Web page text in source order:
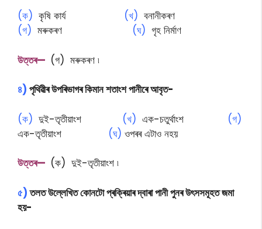
(ক) কৃষি কাৰ্য (খ) বনানীকৰণ
(গ) মৰুকৰণ (ঘ) গৃহ নিৰ্মাণ
উত্তৰ— (গ) মৰুকৰণ ৷
৪) পৃথিৱীৰ উপৰিভাগৰ কিমান শতাংশ পানীৰে আবৃত-
(ক) দুই-তৃতীয়াংশ (খ) এক-চতুৰ্থাংশ (গ)
এক-তৃতীয়াংশ (ঘ) ওপৰৰ এটাও নহয়
উত্তৰ— (ক) দুই-তৃতীয়াংশ ৷
৫)তলত উল্লেখিত কোনটো প্ৰক্ৰিয়াৰ দ্বাৰা পানী পুনৰ উৎসসমূহত জমা
হয়-